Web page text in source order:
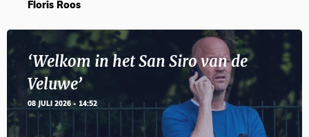
Floris Roos
‘Welkom in het San Siro van de
Veluwe’
08 JULI 2026 - 14:52